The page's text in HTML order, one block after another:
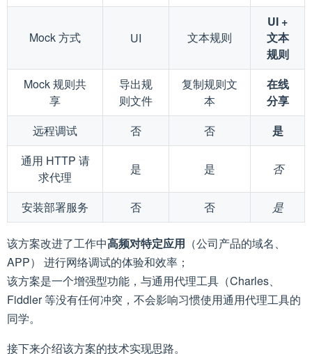
Mock 方式 UI 文本规则
UI +
文本
规则
Mock 规则共
享
导出规
则文件
复制规则文
本
在线
分享
远程调试
否 否
是
通用 HTTP 请
求代理
是 是 否
安装部署服务 否 否 是
该方案改进了工作中高频对特定应用 （公司产品的域名、
APP） 进行网络调试的体验和效率；
该方案是一个增强型功能，与通用代理工具（Charles、
Fiddler 等没有任何冲突，不会影响习惯使用通用代理工具的
同学。
接下来介绍该方案的技术实现思路。